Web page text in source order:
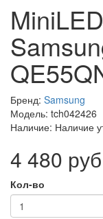
Бренд: Samsung
Модель: tch042426
Наличие: Наличие
4 480
Кол-во